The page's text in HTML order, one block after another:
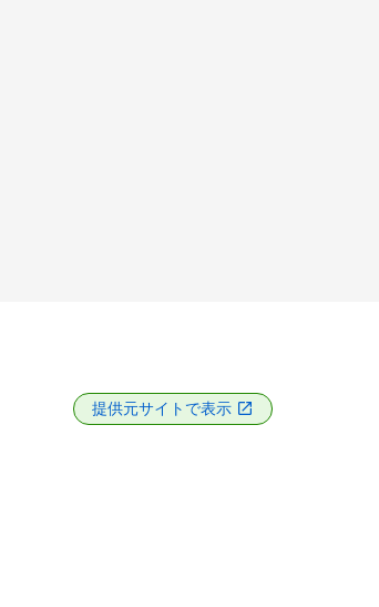
提供元サイトで表示